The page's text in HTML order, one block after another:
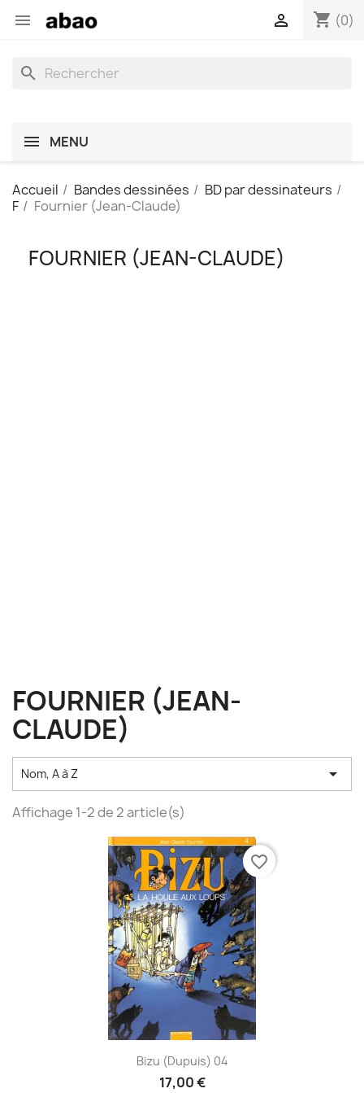
 shopping_cart (0)

search
MENU
Accueil Bandes dessinées
BD par dessinateurs
F
Fournier (Jean-Claude)
FOURNIER (JEAN-CLAUDE)
FOURNIER (JEAN-
CLAUDE)
Nom, A à Z 
Affichage 1-2 de 2 article(s)
Bizu (Dupuis) 04
17,00 €
favorite_border